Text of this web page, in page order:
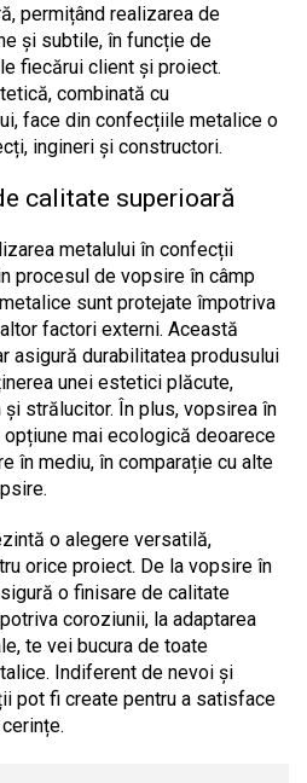
permițând realizarea de
și subtile, în funcție de
fiecărui client și proiect.
combinată cu
face din confecțiile metalice o
ingineri și constructori.
calitate superioară
metalului în confecții
procesul de vopsire în câmp
sunt protejate împotriva
factori externi. Această
asigură durabilitatea produsului
unei estetici plăcute,
strălucitor. În plus, vopsirea în
mai ecologică deoarece
în mediu, în comparație cu alte
o alegere versatilă,
orice proiect. De la vopsire în
o finisare de calitate
coroziunii, la adaptarea
te vei bucura de toate
Indiferent de nevoi și
pot fi create pentru a satisface